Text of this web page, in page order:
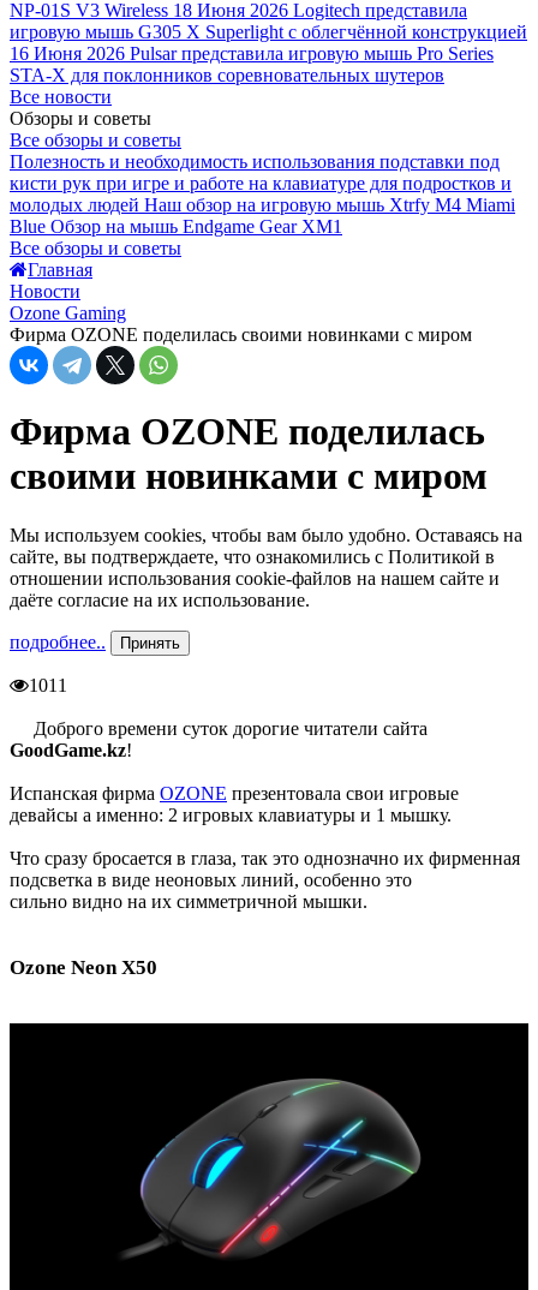
NP-01S V3 Wireless 18 Июня 2026 Logitech представила
игровую мышь G305 X Superlight с облегчённой конструкцией
16 Июня 2026 Pulsar представила игровую мышь Pro Series
STA-X для поклонников соревновательных шутеров
Все новости
Обзоры и советы
Все обзоры и советы
Полезность и необходимость использования подставки под
кисти рук при игре и работе на клавиатуре для подростков и
молодых людей Наш обзор на игровую мышь Xtrfy M4 Miami
Blue Обзор на мышь Endgame Gear XM1
Все обзоры и советы
Главная
Новости
Ozone Gaming
Фирма OZONE поделилась своими новинками с миром
Фирма OZONE поделилась
своими новинками с миром
Мы используем cookies, чтобы вам было удобно. Оставаясь на
сайте, вы подтверждаете, что ознакомились с Политикой в
отношении использования cookie-файлов на нашем сайте и
даёте согласие на их использование.
подробнее.. Принять
1011
Доброго времени суток дорогие читатели сайта
GoodGame.kz!
Испанская фирма OZONE презентовала свои игровые
девайсы а именно: 2 игровых клавиатуры и 1 мышку.
Что сразу бросается в глаза, так это однозначно их фирменная
подсветка в виде неоновых линий, особенно это
сильно видно на их симметричной мышки.
Ozone Neon X50